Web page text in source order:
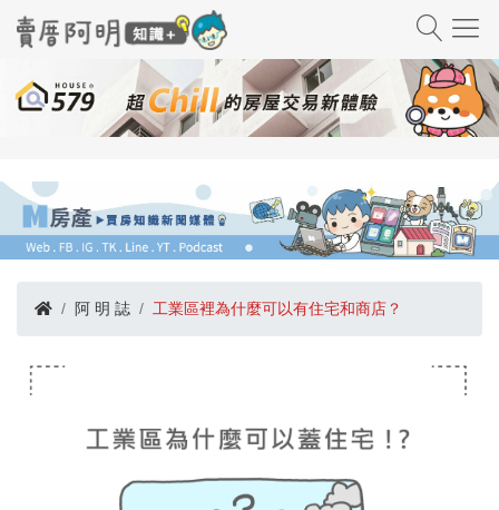
阿 明 誌 工業區裡為什麼可以有住宅和商店？